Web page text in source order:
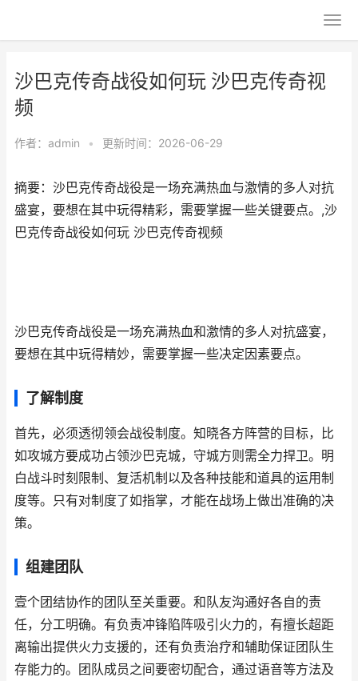
沙巴克传奇战役如何玩 沙巴克传奇视
频
作者： admin • 更新时间：2026-06-29
摘要：沙巴克传奇战役是一场充满热血与激情的多人对抗
盛宴，要想在其中玩得精彩，需要掌握一些关键要点。,沙
巴克传奇战役如何玩 沙巴克传奇视频
沙巴克传奇战役是一场充满热血和激情的多人对抗盛宴，
要想在其中玩得精妙，需要掌握一些决定因素要点。
了解制度
首先，必须透彻领会战役制度。知晓各方阵营的目标，比
如攻城方要成功占领沙巴克城，守城方则需全力捍卫。明
白战斗时刻限制、复活机制以及各种技能和道具的运用制
度等。只有对制度了如指掌，才能在战场上做出准确的决
策。
组建团队
壹个团结协作的团队至关重要。和队友沟通好各自的责
任，分工明确。有负责冲锋陷阵吸引火力的，有擅长超距
离输出提供火力支援的，还有负责治疗和辅助保证团队生
存能力的。团队成员之间要密切配合，通过语音等方法及